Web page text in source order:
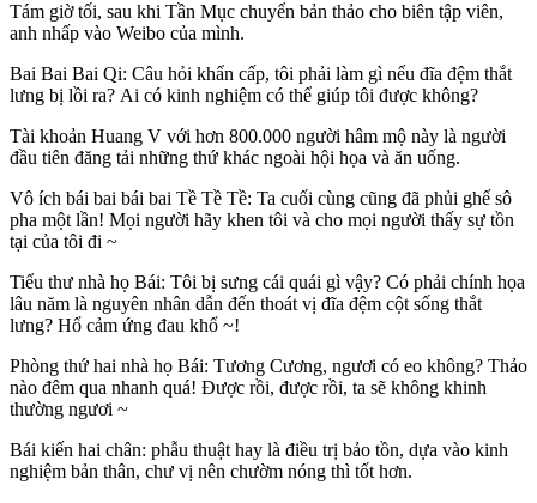
Tám giờ tối, sau khi Tần Mục chuyển bản thảo cho biên tập viên,
anh nhấp vào Weibo của mình.
Bai Bai Bai Qi: Câu hỏi khẩn cấp, tôi phải làm gì nếu đĩa đệm thắt
lưng bị lồi ra? Ai có kinh nghiệm có thể giúp tôi được không?
Tài khoản Huang V với hơn 800.000 người hâm mộ này là người
đầu tiên đăng tải những thứ khác ngoài hội họa và ăn uống.
Vô ích bái bai bái bai Tề Tề Tề: Ta cuối cùng cũng đã phủi ghế sô
pha một lần! Mọi người hãy khen tôi và cho mọi người thấy sự tồn
tại của tôi đi ~
Tiểu thư nhà họ Bái: Tôi bị sưng cái quái gì vậy? Có phải chính họa
lâu năm là nguyên nhân dẫn đến thoát vị đĩa đệm cột sống thắt
lưng? Hổ cảm ứng đau khổ ~!
Phòng thứ hai nhà họ Bái: Tương Cương, ngươi có eo không? Thảo
nào đêm qua nhanh quá! Được rồi, được rồi, ta sẽ không khinh
thường ngươi ~
Bái kiến ​​hai chân: phẫu thuật hay là điều trị bảo tồn, dựa vào kinh
nghiệm bản thân, chư vị nên chườm nóng thì tốt hơn.